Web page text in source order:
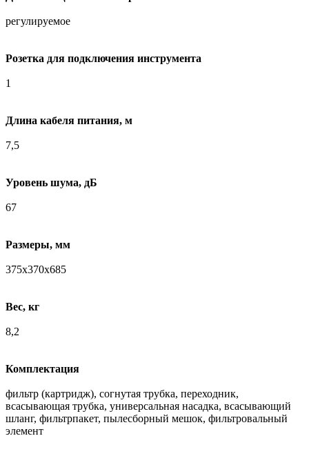
регулируемое
Розетка для подключения инструмента
1
Длина кабеля питания, м
7,5
Уровень шума, дБ
67
Размеры, мм
375х370х685
Вес, кг
8,2
Комплектация
фильтр (картридж), согнутая трубка, переходник,
всасывающая трубка, универсальная насадка, всасывающий
шланг, фильтрпакет, пылесборный мешок, фильтровальный
элемент